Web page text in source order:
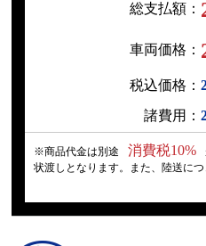
総支払額：
車両価格：
税込価格：
諸費用：
※商品代金は別途 消費税10%
状渡しとなります。また、陸送に